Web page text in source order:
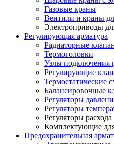
Газовые краны
Вентили и краны
Электроприводы
Регулирующая арматура
Радиаторные
Термоголовки
Узлы подключения
Регулирующие
Термостатические
Балансировочные
Регуляторы
Регуляторы
Регуляторы
Комплектующие
Предохранительная